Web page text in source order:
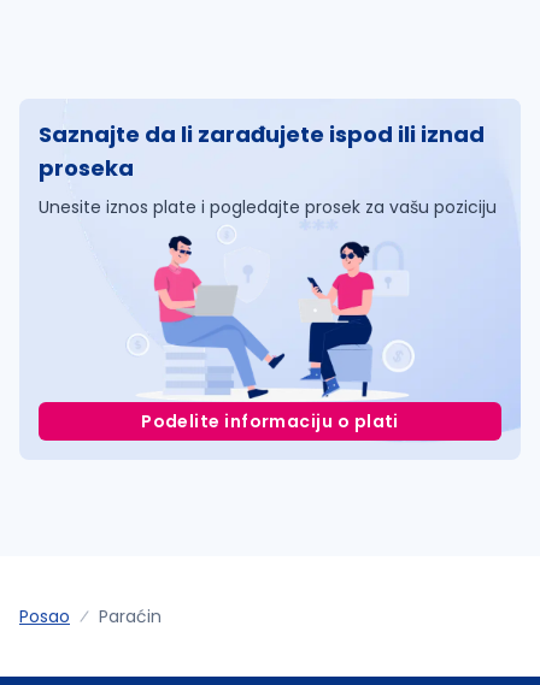
Saznajte da li zarađujete ispod ili iznad
proseka
Unesite iznos plate i pogledajte prosek za vašu poziciju
Podelite informaciju o plati
Posao Paraćin